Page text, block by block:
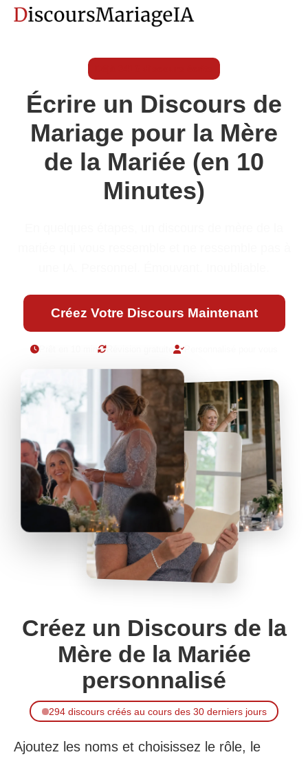
Écrire un Discours de
Mariage pour la Mère
de la Mariée (en 10
Minutes)
Créez Votre Discours Maintenant
Créez un Discours de la
Mère de la Mariée
personnalisé
294 discours créés au cours des 30 derniers jours
Ajoutez les noms et choisissez le rôle, le